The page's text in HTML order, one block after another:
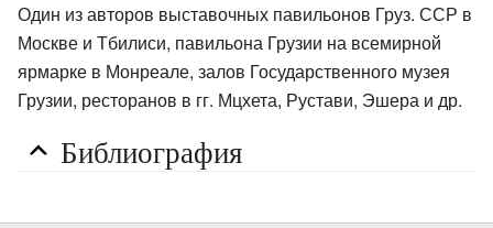
Один из авторов выставочных павильонов Груз. ССР в
Москве и Тбилиси, павильона Грузии на всемирной
ярмарке в Монреале, залов Государственного музея
Грузии, ресторанов в гг. Мцхета, Рустави, Эшера и др.
Библиография